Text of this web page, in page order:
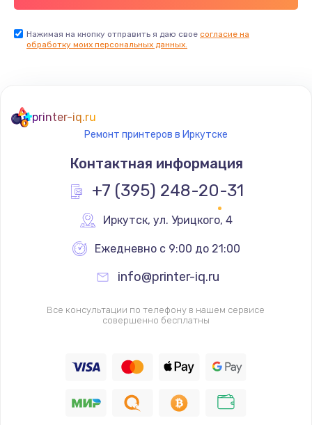
Нажимая на кнопку отправить я даю свое согласие на
обработку моих персональных данных.
printer-iq.ru
Ремонт принтеров в Иркутске
Контактная информация
+7 (395) 248-20-31
Иркутск, ул. Урицкого, 4
Ежедневно с 9:00 до 21:00
info@printer-iq.ru
Все консультации по телефону в нашем сервисе
совершенно бесплатны